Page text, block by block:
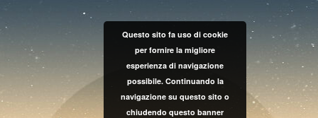
Questo sito fa uso di cookie
per fornire la migliore
esperienza di navigazione
possibile. Continuando la
navigazione su questo sito o
chiudendo questo banner